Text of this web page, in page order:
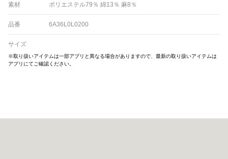
素材 ポリエステル79％ 綿13％ 麻8％
品番 6A36L0L0200
サイズ
※取り扱いアイテムは一部アプリと異なる場合がありますので、最新の取り扱いアイテムは
アプリにてご確認ください。